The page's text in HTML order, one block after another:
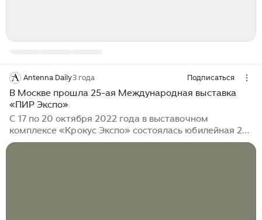
Antenna Daily3 года Подписаться
В Москве прошла 25-ая Международная выставка
«ПИР Экспо»
С 17 по 20 октября 2022 года в выставочном
комплексе «Крокус Экспо» состоялась юбилейная 25-
ая Международная выставка «ПИР Экспо» 2022.